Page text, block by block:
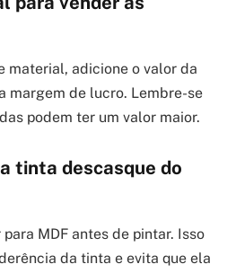
material, adicione o valor da
margem de lucro. Lembre-se
podem ter um valor maior.
tinta descasque do
MDF antes de pintar. Isso
da tinta e evita que ela